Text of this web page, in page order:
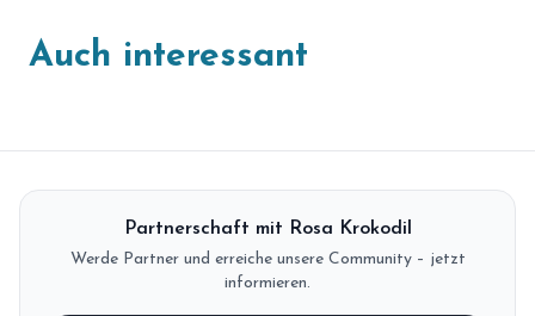
Auch interessant
Partnerschaft mit Rosa Krokodil
Werde Partner und erreiche unsere Community – jetzt
informieren.